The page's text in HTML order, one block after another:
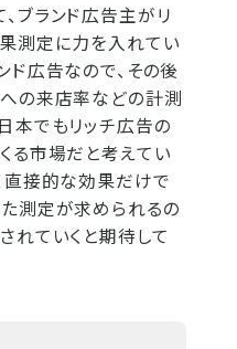
ブランド広告主がリ
測定に力を入れてい
ド広告なので、その後
の来店率などの計測
本でもリッチ広告の
る市場だと考えてい
直接的な効果だけで
測定が求められるの
れていくと期待して